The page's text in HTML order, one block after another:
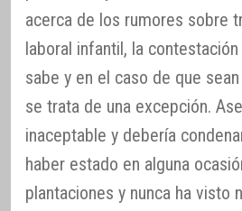
acerca de los rumores sobre
laboral infantil, la
sabe y en el caso de que
se trata de una excepción.
inaceptable y debería
haber estado en alguna
plantaciones y nunca ha visto